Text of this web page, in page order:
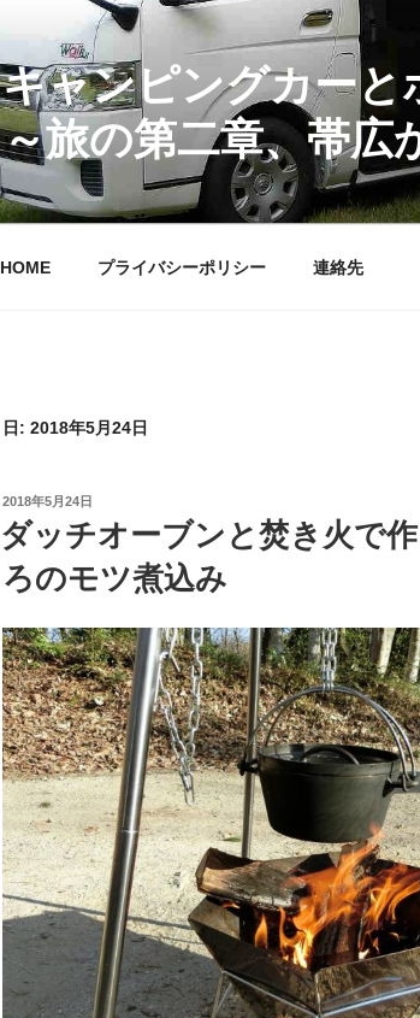
キャンピングカー
～旅の第二章、帯広
HOME プライバシーポリシー 連絡先
日: 2018年5月24日
投
稿
日:
2018年5月24日
ダッチオーブンと焚き火で
ろのモツ煮込み